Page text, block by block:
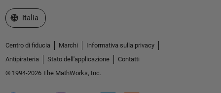
Seleziona un sito web
Italia
Centro di fiducia Marchi
Informativa sulla privacy
Antipirateria
Stato dell'applicazione
Contatti
© 1994-2026 The MathWorks, Inc.